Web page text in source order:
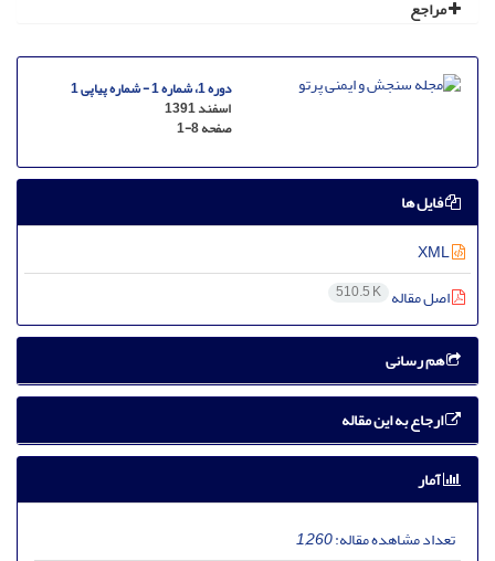
مراجع
دوره 1، شماره 1 - شماره پیاپی 1
اسفند 1391
صفحه1-8
فایل ها
اصل مقاله 510.5 K
هم رسانی
ارجاع به این مقاله
آمار
تعداد مشاهده مقاله:1,260